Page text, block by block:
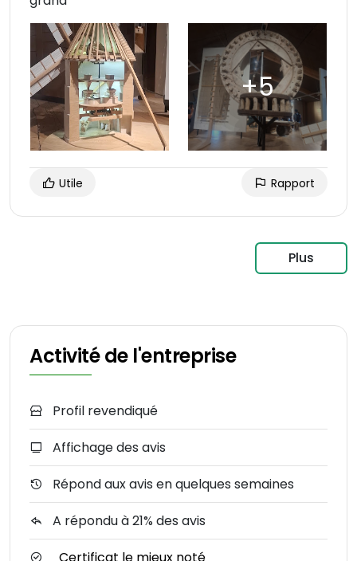
Utile Rapport
Plus
Activité de l'entreprise
Profil revendiqué
Affichage des avis
Répond aux avis en quelques semaines
A répondu à 21% des avis